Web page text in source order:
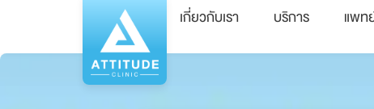
เกี่ยวกับเรา บริการ แพท